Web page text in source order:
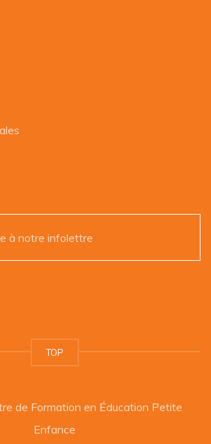
à notre infolettre
TOP
de Formation en Éducation Petite
Enfance